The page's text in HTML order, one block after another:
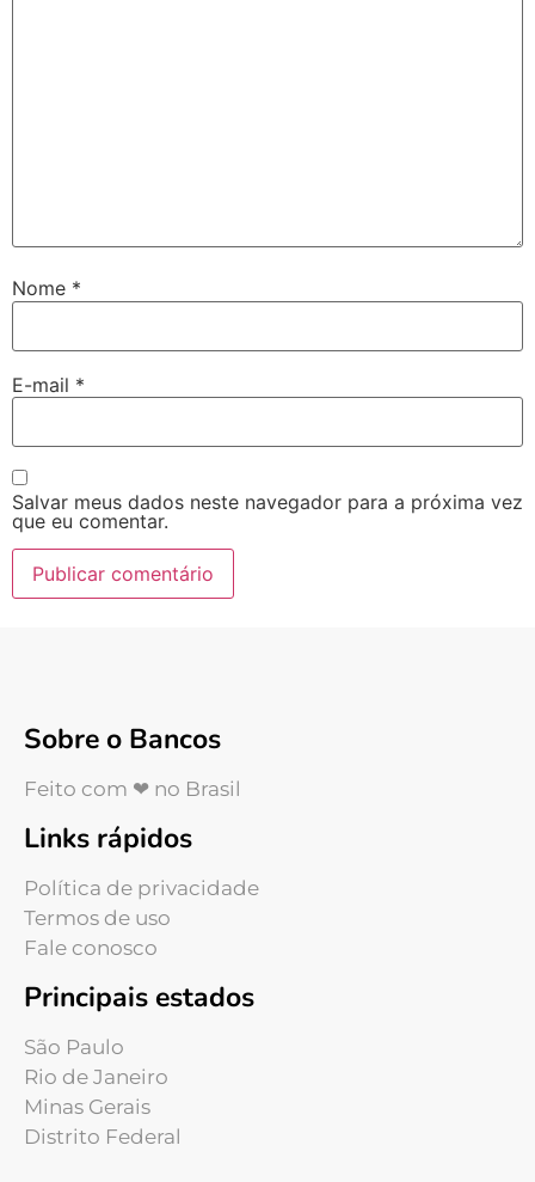
Nome *
E-mail *
Salvar meus dados neste navegador para a próxima vez
que eu comentar.
Sobre o Bancos
Feito com ❤ no Brasil
Links rápidos
Política de privacidade
Termos de uso
Fale conosco
Principais estados
São Paulo
Rio de Janeiro
Minas Gerais
Distrito Federal